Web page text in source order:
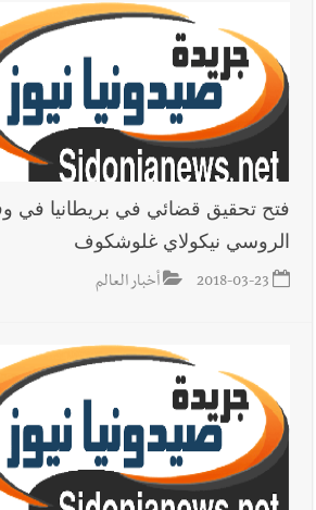
فتح تحقيق قضائي في بريطانيا في
الروسي نيكولاي غلوشكوف
2018-03-23 أخبار العالم